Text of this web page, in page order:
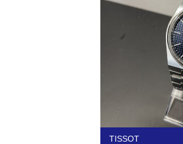
TISSOT